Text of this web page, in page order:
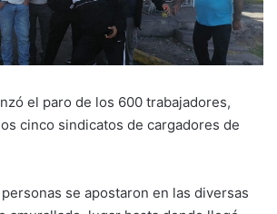
el paro de los 600 trabajadores,
cinco sindicatos de cargadores de
se apostaron en las diversas